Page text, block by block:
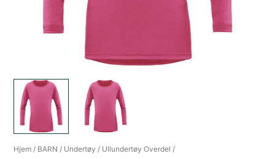
Hjem / BARN / Undertøy / Ullundertøy Overdel /